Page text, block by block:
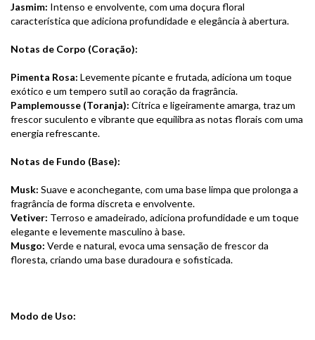
Jasmim: Intenso e envolvente, com uma doçura floral
característica que adiciona profundidade e elegância à abertura.
Notas de Corpo (Coração):
Pimenta Rosa: Levemente picante e frutada, adiciona um toque
exótico e um tempero sutil ao coração da fragrância.
Pamplemousse (Toranja): Cítrica e ligeiramente amarga, traz um
frescor suculento e vibrante que equilibra as notas florais com uma
energia refrescante.
Notas de Fundo (Base):
Musk: Suave e aconchegante, com uma base limpa que prolonga a
fragrância de forma discreta e envolvente.
Vetiver: Terroso e amadeirado, adiciona profundidade e um toque
elegante e levemente masculino à base.
Musgo: Verde e natural, evoca uma sensação de frescor da
floresta, criando uma base duradoura e sofisticada.
Modo de Uso: